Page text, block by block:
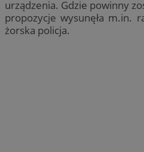
urządzenia. Gdzie powinny
propozycje wysunęła m.in.
żorska policja.